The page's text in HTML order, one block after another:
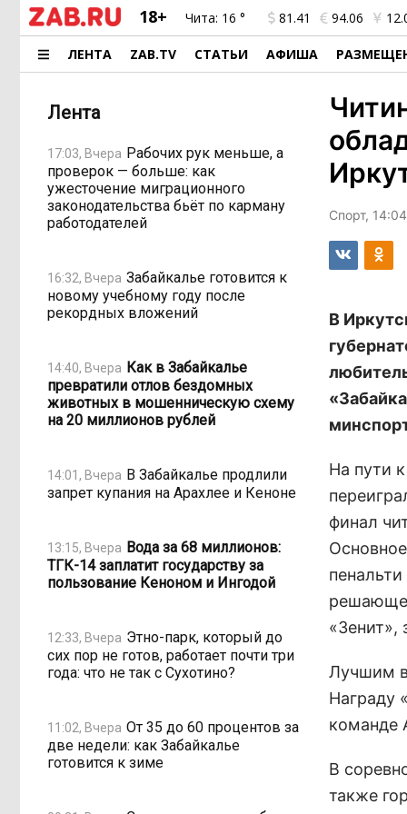
18+ Чита: 16 ° 81.41 94.06
ЛЕНТА ZAB.TV СТАТЬИ АФИША
Лента
17:03, Вчера Рабочих рук меньше, а
проверок — больше: как
ужесточение миграционного
законодательства бьёт по карману
работодателей
16:32, Вчера Забайкалье готовится к
новому учебному году после
рекордных вложений
14:40, Вчера Как в Забайкалье
превратили отлов бездомных
животных в мошенническую схему
на 20 миллионов рублей
14:01, Вчера В Забайкалье продлили
запрет купания на Арахлее и Кеноне
13:15, Вчера Вода за 68 миллионов:
ТГК-14 заплатит государству за
пользование Кеноном и Ингодой
12:33, Вчера Этно-парк, который до
сих пор не готов, работает почти три
года: что не так с Сухотино?
11:02, Вчера От 35 до 60 процентов за
две недели: как Забайкалье
готовится к зиме
Спорт,
В
На пути
финал
«Зенит»,
Лучшим
Награду
команде
В
также